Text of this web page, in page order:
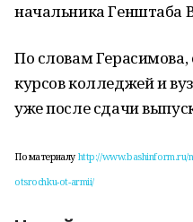
начальника Генштаба
По словам
курсов колледжей и
уже после сдачи
По материалу http://www.bashinform.ru/
otsrochku-ot-armii/